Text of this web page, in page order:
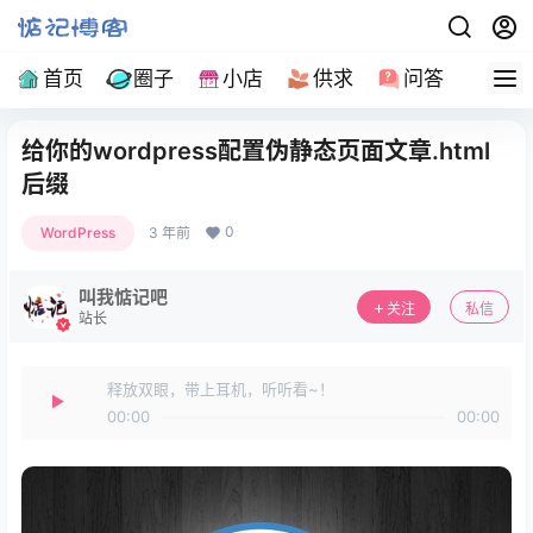
首页 圈子 小店 供求 问答 导航
给你的wordpress配置伪静态页面文章.html
后缀
WordPress 3 年前 0
叫我惦记吧
站长
关注 私信
释放双眼，带上耳机，听听看~！
00:00
00:00